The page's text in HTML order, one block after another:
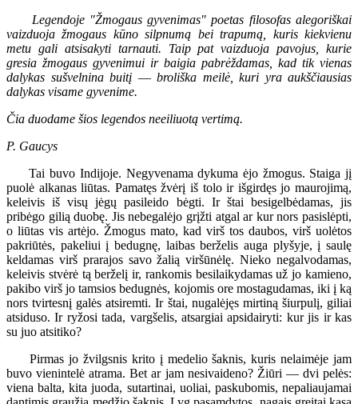
Legendoje "Žmogaus gyvenimas" poetas filosofas alegoriškai
vaizduoja žmogaus kūno silpnumą bei trapumą, kuris kiekvienu
metu gali atsisakyti tarnauti. Taip pat vaizduoja pavojus, kurie
gresia žmogaus gyvenimui ir baigia pabrėždamas, kad tik vienas
dalykas sušvelnina buitį — broliška meilė, kuri yra aukščiausias
dalykas visame gyvenime.
Čia duodame šios legendos neeiliuotą vertimą.
P. Gaucys
Tai buvo Indijoje. Negyvenama dykuma ėjo žmogus. Staiga jį
puolė alkanas liūtas. Pamatęs žvėrį iš tolo ir išgirdęs jo maurojimą,
keleivis iš visų jėgų pasileido bėgti. Ir štai besigelbėdamas, jis
pribėgo gilią duobę. Jis nebegalėjo grįžti atgal ar kur nors pasislėpti,
o liūtas vis artėjo. Žmogus mato, kad virš tos daubos, virš uolėtos
pakriūtės, pakeliui į bedugnę, laibas berželis auga plyšyje, į saulę
keldamas virš prarajos savo žalią viršūnėlę. Nieko negalvodamas,
keleivis stvėrė tą berželį ir, rankomis besilaikydamas už jo kamieno,
pakibo virš jo tamsios bedugnės, kojomis ore mostagudamas, iki į ką
nors tvirtesnį galės atsiremti. Ir štai, nugalėjęs mirtiną šiurpulį, giliai
atsiduso. Ir ryžosi tada, vargšelis, atsargiai apsidairyti: kur jis ir kas
su juo atsitiko?
Pirmas jo žvilgsnis krito į medelio šaknis, kuris nelaimėje jam
buvo vienintelė atrama. Bet ar jam nesivaideno? Žiūri — dvi pelės:
viena balta, kita juoda, sutartinai, uoliai, paskubomis, nepaliaujamai